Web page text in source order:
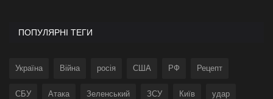
ПОПУЛЯРНІ ТЕГИ
Україна Війна росія США РФ Рецепт
СБУ Атака Зеленський ЗСУ Київ удар